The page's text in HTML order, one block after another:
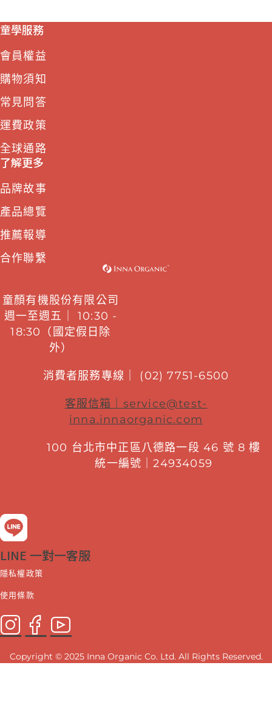
童學服務
會員權益
購物須知
常見問答
運費政策
全球通路
了解更多
品牌故事
產品總覽
推薦報導
合作聯繫
童顏有機股份有限公司
週一至週五｜ 10:30 -
18:30（國定假日除
外）
消費者服務專線｜ (02) 7751-6500
客服信箱｜ service@test-
inna.innaorganic.com
100 台北市中正區八德路一段 46 號 8 樓
統一編號｜24934059
LINE 一對一客服
隱私權政策
使用條款
Copyright © 2025 Inna Organic Co. Ltd. All Rights Reserved.